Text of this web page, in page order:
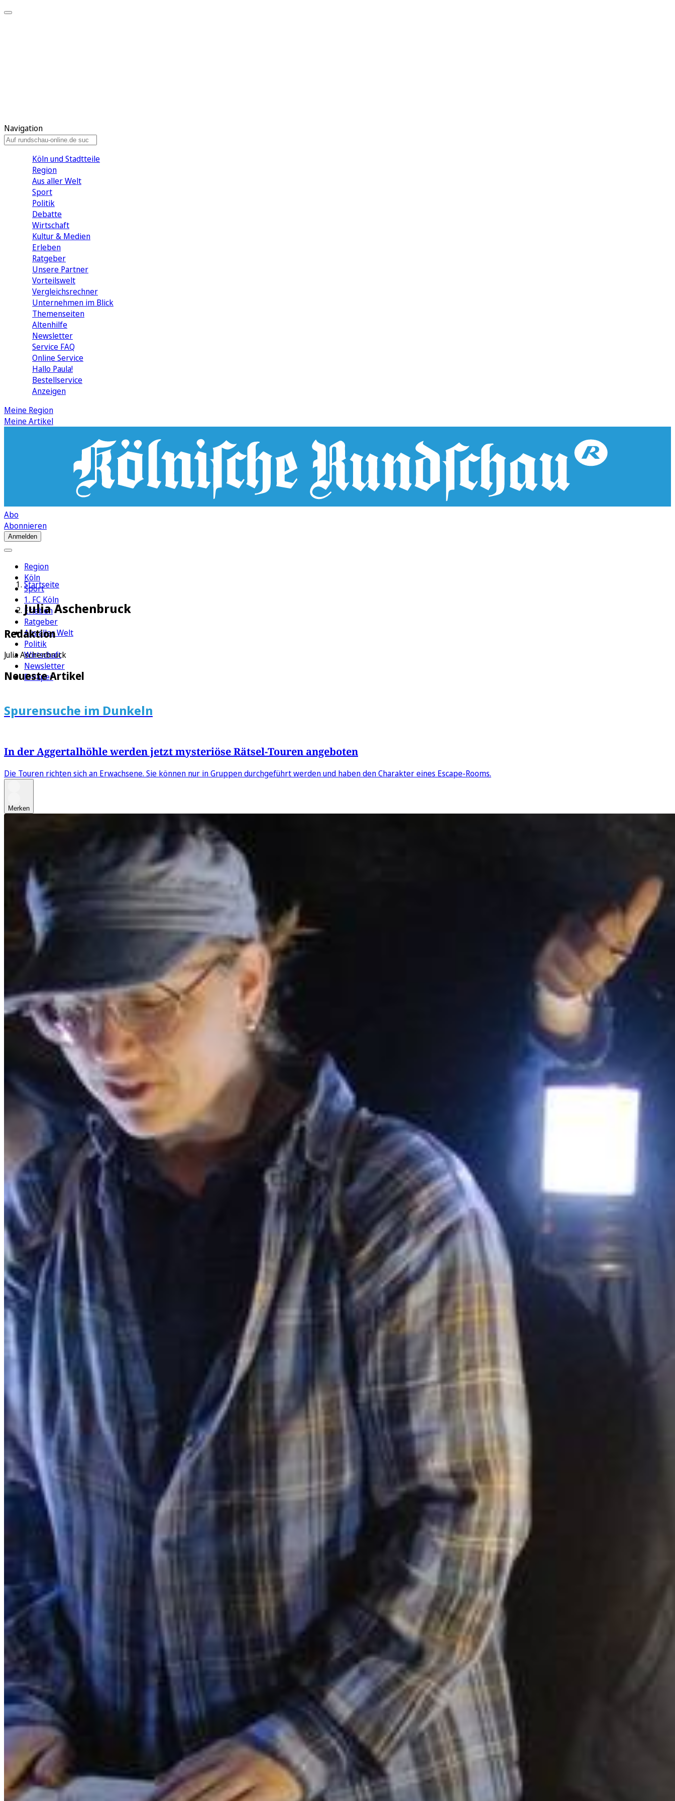
Navigation
Köln und Stadtteile
Region
Aus aller Welt
Sport
Politik
Debatte
Wirtschaft
Kultur & Medien
Erleben
Ratgeber
Unsere Partner
Vorteilswelt
Vergleichsrechner
Unternehmen im Blick
Themenseiten
Altenhilfe
Newsletter
Service FAQ
Online Service
Hallo Paula!
Bestellservice
Anzeigen
Meine Region
Meine Artikel
Abo
Abonnieren
Anmelden
Region
Köln
Sport
1. FC Köln
Erleben
Ratgeber
Aus aller Welt
Politik
Wirtschaft
Newsletter
E-Paper
Startseite
Julia Aschenbruck
Redaktion
Julia Aschenbruck
Neueste Artikel
Spurensuche im Dunkeln
In der Aggertalhöhle werden jetzt mysteriöse Rätsel-Touren angeboten
Die Touren richten sich an Erwachsene. Sie können nur in Gruppen durchgeführt werden und haben den Charakter eines Escape-Rooms.
Merken